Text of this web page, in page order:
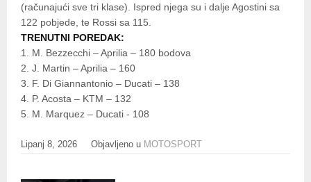
(računajući sve tri klase). Ispred njega su i dalje Agostini sa
122 pobjede, te Rossi sa 115.
TRENUTNI POREDAK:
1. M. Bezzecchi – Aprilia – 180 bodova
2. J. Martin – Aprilia – 160
3. F. Di Giannantonio – Ducati – 138
4. P. Acosta – KTM – 132
5. M. Marquez – Ducati - 108
Lipanj 8, 2026 Objavljeno u MOTOSPORT